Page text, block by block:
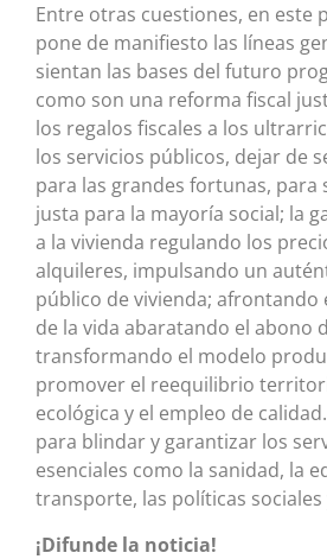
Entre otras cuestiones, en este
pone de manifiesto las líneas
sientan las bases del futuro
como son una reforma fiscal
los regalos fiscales a los
los servicios públicos, dejar de
para las grandes fortunas, para
justa para la mayoría social; la
a la vivienda regulando los
alquileres, impulsando un
público de vivienda; afrontando
de la vida abaratando el abono
transformando el modelo
promover el reequilibrio
ecológica y el empleo de
para blindar y garantizar los
esenciales como la sanidad, la
transporte, las políticas sociales
¡Difunde la noticia!